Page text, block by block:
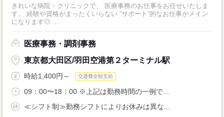
きれいな病院・クリニックで、 医療事務のお仕事をお任せいたしま
す。 経験や資格がまったくいらない “サポート”的なお仕事がメイン
になります◎ ...
医療事務・調剤事務
東京都大田区/羽田空港第２ターミナル駅
時給1,400円～ 交通費全額支給
09：00〜18：00 ※上記は勤務時間の一例で...
≪シフト制≫勤務シフトによりお休みは異な...